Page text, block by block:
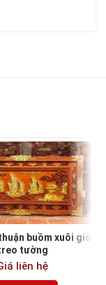
buồm xuôi gió
tường
liên hệ